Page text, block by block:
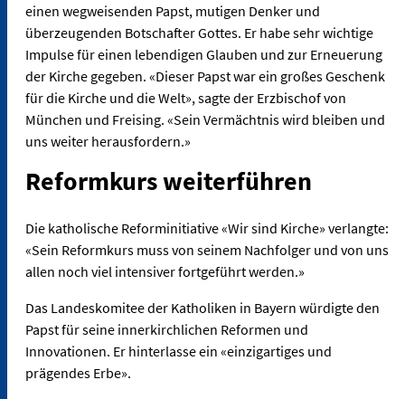
einen wegweisenden Papst, mutigen Denker und
überzeugenden Botschafter Gottes. Er habe sehr wichtige
Impulse für einen lebendigen Glauben und zur Erneuerung
der Kirche gegeben. «Dieser Papst war ein großes Geschenk
für die Kirche und die Welt», sagte der Erzbischof von
München und Freising. «Sein Vermächtnis wird bleiben und
uns weiter herausfordern.»
Reformkurs weiterführen
Die katholische Reforminitiative «Wir sind Kirche» verlangte:
«Sein Reformkurs muss von seinem Nachfolger und von uns
allen noch viel intensiver fortgeführt werden.»
Das Landeskomitee der Katholiken in Bayern würdigte den
Papst für seine innerkirchlichen Reformen und
Innovationen. Er hinterlasse ein «einzigartiges und
prägendes Erbe».